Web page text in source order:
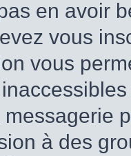
en avoir
vous
vous
à des